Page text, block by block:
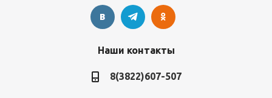
Наши контакты
8(3822)607-507